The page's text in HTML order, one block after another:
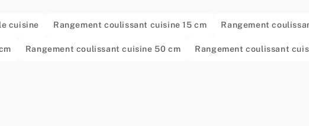
cuisine Rangement coulissant cuisine 15 cm Rangement
Rangement coulissant cuisine 50 cm Rangement coulissant